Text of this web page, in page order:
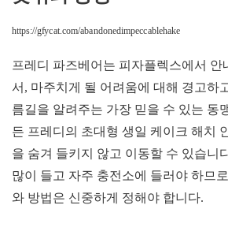
https://gfycat.com/abandonedimpeccablehake
프레디 파즈베어는 피자플렉스에서 안
서, 마주치게 될 어려움에 대해 경고하
름길을 알려주는 가장 믿을 수 있는 동
든 프레디의 초대형 생일 케이크 해치
을 숨겨 들키지 않고 이동할 수 있습니
많이 들고 자주 충전소에 들러야 하므
와 방법은 신중하게 정해야 합니다.